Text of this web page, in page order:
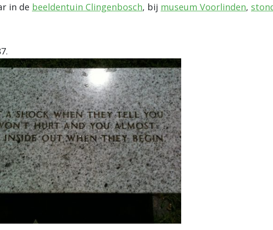
in de beeldentuin Clingenbosch, bij museum Voorlinden,